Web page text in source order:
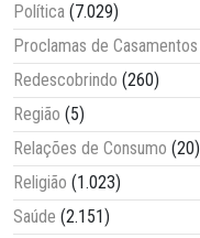
Política (7.029)
Proclamas de Casamentos
Redescobrindo (260)
Região (5)
Relações de Consumo (20)
Religião (1.023)
Saúde (2.151)